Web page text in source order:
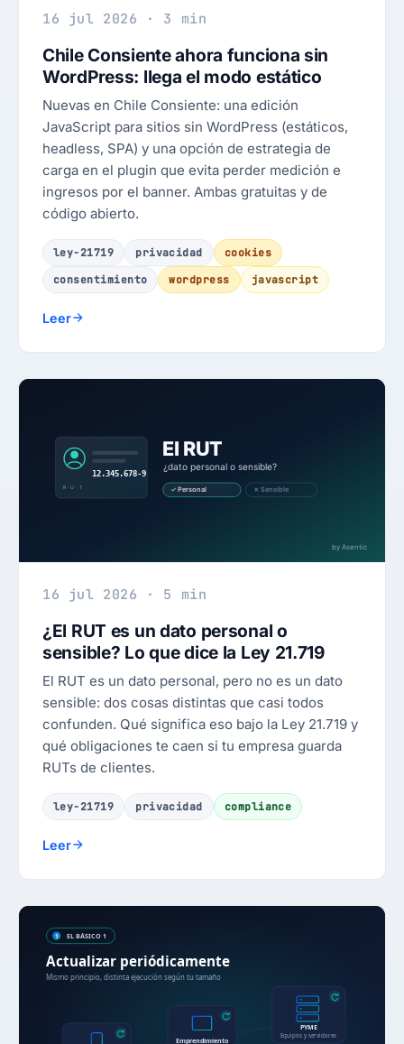
16 jul 2026 · 3 min
Chile Consiente ahora funciona sin
WordPress: llega el modo estático
Nuevas en Chile Consiente: una edición
JavaScript para sitios sin WordPress (estáticos,
headless, SPA) y una opción de estrategia de
carga en el plugin que evita perder medición e
ingresos por el banner. Ambas gratuitas y de
código abierto.
ley-21719 privacidad
cookies
consentimiento
wordpress javascript
Leer
16 jul 2026 · 5 min
¿El RUT es un dato personal o
sensible? Lo que dice la Ley 21.719
El RUT es un dato personal, pero no es un dato
sensible: dos cosas distintas que casi todos
confunden. Qué significa eso bajo la Ley 21.719 y
qué obligaciones te caen si tu empresa guarda
RUTs de clientes.
ley-21719 privacidad compliance
Leer